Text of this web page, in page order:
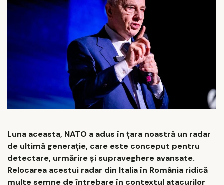
Luna aceasta, NATO a adus în țara noastră un radar
de ultimă generație, care este conceput pentru
detectare, urmărire și supraveghere avansate.
Relocarea acestui radar din Italia în România ridică
multe semne de întrebare în contextul atacurilor